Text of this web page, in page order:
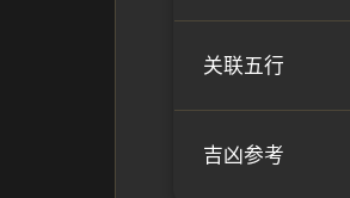
关联五行
吉凶参考